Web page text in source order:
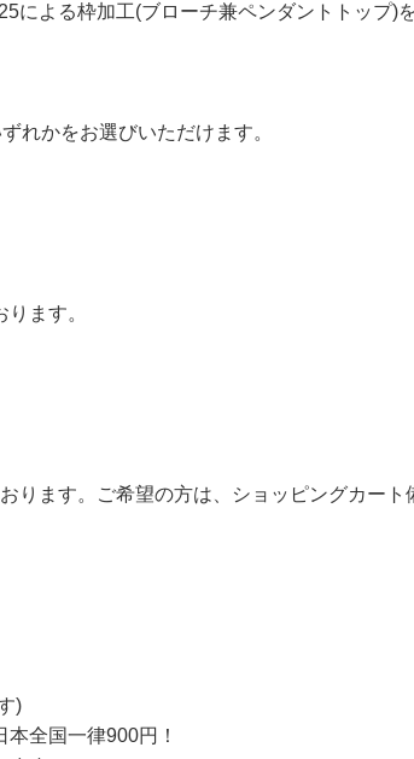
よる枠加工(ブローチ兼ペンダントトップ)
れかをお選びいただけます。
ます。
ります。ご希望の方は、ショッピングカート
)
全国一律900円！